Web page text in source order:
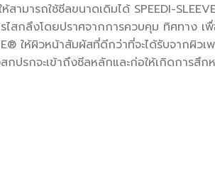
ามารถใช้ซีลขนาดเดิมได้ SPEEDI-
กลึงโดยปราศจากการควบคุม ทิศทาง เ
ให้ผิวหน้าสัมผัสที่ดีกว่าที่จะได้รับจากผิว
ปรกจะเข้าถึงซีลหลักและก่อให้เกิดการสึ